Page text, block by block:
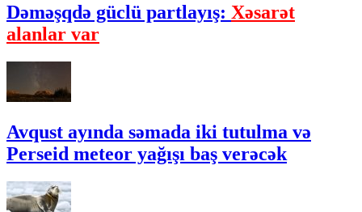
Dəməşqdə güclü partlayış: Xəsarət
alanlar var
Avqust ayında səmada iki tutulma və
Perseid meteor yağışı baş verəcək